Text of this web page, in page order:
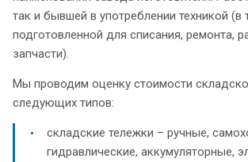
так и бывшей в употреблении техникой (в
подготовленной для списания, ремонта,
запчасти).
Мы проводим оценку стоимости
следующих типов:
складские тележки – ручные,
гидравлические, аккумуляторные,